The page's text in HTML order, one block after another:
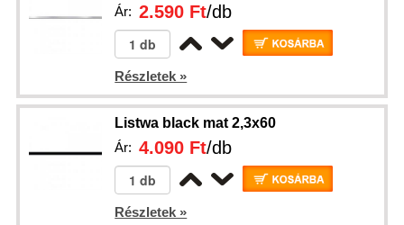
Ár: 2.590 Ft/db
Részletek »
Listwa black mat 2,3x60
Ár:4.090 Ft/db
Részletek »